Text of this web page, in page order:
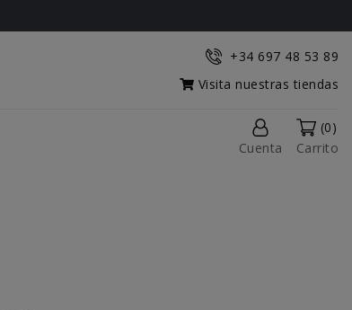
+34 697 48 53 89
Visita nuestras tiendas
Cuenta
(0)
Carrito